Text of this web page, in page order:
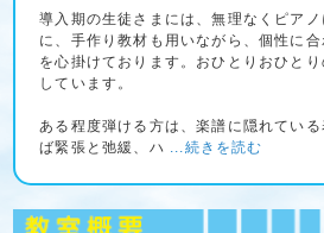
導入期の生徒さまには、無理なくピア
に、手作り教材も用いながら、個性に
を心掛けております。おひとりおひと
しています。
ある程度弾ける方は、楽譜に隠れてい
ば緊張と弛緩、ハ
...続きを読む